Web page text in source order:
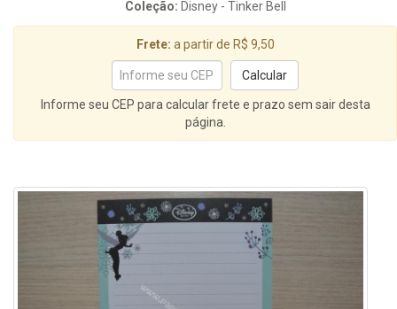
Coleção: Disney - Tinker Bell
Frete: a partir de R$ 9,50
Informe seu CEP para calcular frete e prazo sem sair desta
página.